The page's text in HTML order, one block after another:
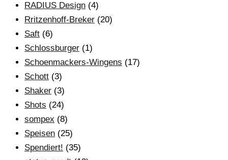
RADIUS Design (4)
Rritzenhoff-Breker (20)
Saft (6)
Schlossburger (1)
Schoenmackers-Wingens (17)
Schott (3)
Shaker (3)
Shots (24)
sompex (8)
Speisen (25)
Spendiert! (35)